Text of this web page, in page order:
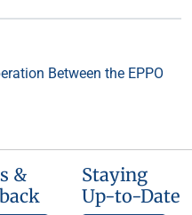
Between the EPPO
&
Staying
Up-to-Date